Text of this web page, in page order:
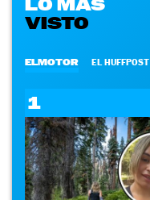
VISTO
ELMOTOR EL HUFFPOST
1